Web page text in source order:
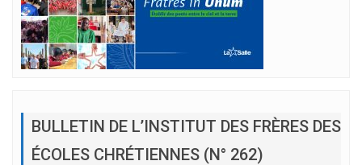
BULLETIN DE L’INSTITUT DES FRÈRES DES
ÉCOLES CHRÉTIENNES (N° 262)